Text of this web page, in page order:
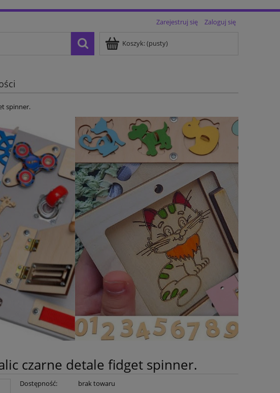
Zarejestruj się
Zaloguj się
Koszyk:(pusty)
spinner.
czarne detale fidget spinner.
Dostępność: brak towaru